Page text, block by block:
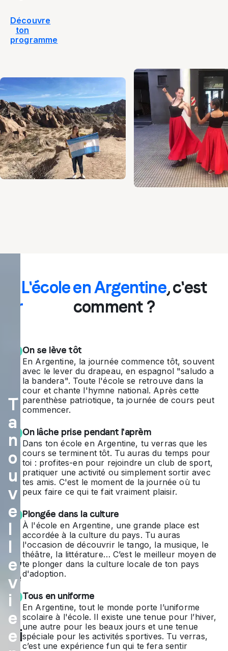
Découvre
ton
programme
rtir
e
sc
ola
ire
en
Ar
ge
nti
ne,
c’e
st
s’o
ffri
T
a
n
o
u
v
e
l
l
e
v
i
e
e
L'école en Argentine, c'est
comment ?
On se lève tôt
En Argentine, la journée commence tôt, souvent
avec le lever du drapeau, en espagnol "saludo a
la bandera". Toute l'école se retrouve dans la
cour et chante l'hymne national. Après cette
parenthèse patriotique, ta journée de cours peut
commencer.
On lâche prise pendant l'aprèm
Dans ton école en Argentine, tu verras que les
cours se terminent tôt. Tu auras du temps pour
toi : profites-en pour rejoindre un club de sport,
pratiquer une activité ou simplement sortir avec
tes amis. C'est le moment de la journée où tu
peux faire ce qui te fait vraiment plaisir.
Plongée dans la culture
À l'école en Argentine, une grande place est
accordée à la culture du pays. Tu auras
l'occasion de découvrir le tango, la musique, le
théâtre, la littérature… C’est le meilleur moyen de
te plonger dans la culture locale de ton pays
d'adoption.
Tous en uniforme
En Argentine, tout le monde porte l’uniforme
scolaire à l'école. Il existe une tenue pour l’hiver,
une autre pour les beaux jours et une tenue
spéciale pour les activités sportives. Tu verras,
c’est une expérience fun qui te fera sentir